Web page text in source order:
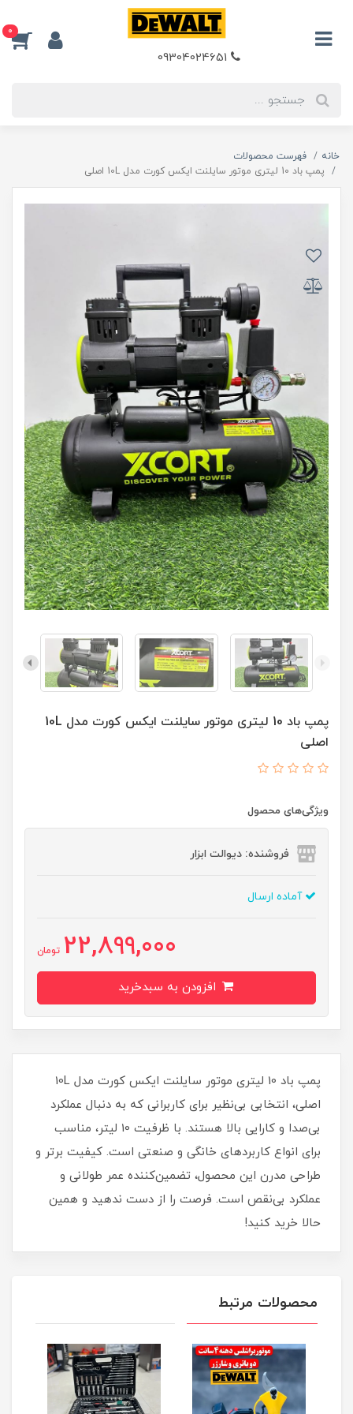
0
خانه
فهرست محصولات
پمپ باد 10 لیتری موتور سایلنت ایکس کورت مدل 10L اصلی
پمپ باد 10 لیتری موتور سایلنت ایکس کورت مدل 10L
اصلی
ویژگی‌های محصول
فروشنده: دیوالت ابزار
آماده ارسال
22,899,000 تومان
پمپ باد 10 لیتری موتور سایلنت ایکس کورت مدل 10L
اصلی، انتخابی بی‌نظیر برای کاربرانی که به دنبال عملکرد
بی‌صدا و کارایی بالا هستند. با ظرفیت 10 لیتر، مناسب
برای انواع کاربردهای خانگی و صنعتی است. کیفیت برتر و
طراحی مدرن این محصول، تضمین‌کننده عمر طولانی و
عملکرد بی‌نقص است. فرصت را از دست ندهید و همین
حالا خرید کنید!
محصولات مرتبط